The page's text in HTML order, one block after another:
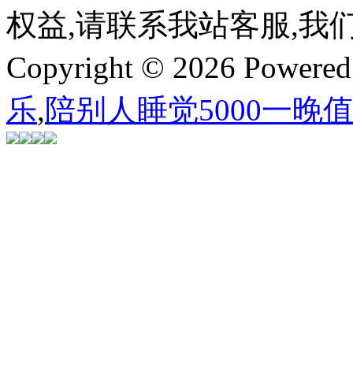
权益,请联系我站客服,我
Copyright © 2026
乐,陪别人睡觉5000一晚